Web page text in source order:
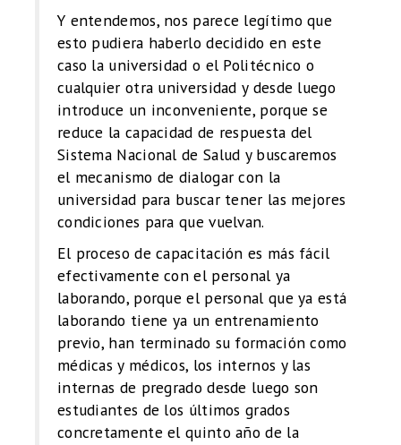
Y entendemos, nos parece legítimo que
esto pudiera haberlo decidido en este
caso la universidad o el Politécnico o
cualquier otra universidad y desde luego
introduce un inconveniente, porque se
reduce la capacidad de respuesta del
Sistema Nacional de Salud y buscaremos
el mecanismo de dialogar con la
universidad para buscar tener las mejores
condiciones para que vuelvan.
El proceso de capacitación es más fácil
efectivamente con el personal ya
laborando, porque el personal que ya está
laborando tiene ya un entrenamiento
previo, han terminado su formación como
médicas y médicos, los internos y las
internas de pregrado desde luego son
estudiantes de los últimos grados
concretamente el quinto año de la